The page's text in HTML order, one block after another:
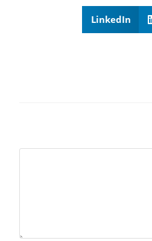
LinkedIn